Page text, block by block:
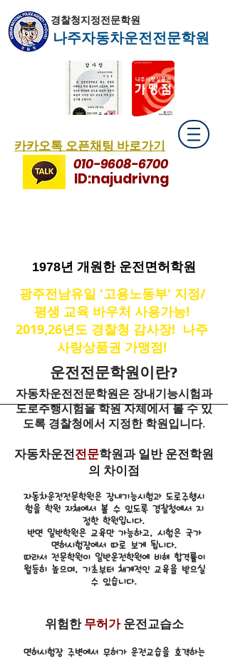
경찰청지정전문학원
나주자동차운전전문학원
​카카오톡 오픈채팅 바로가기
010-9608-6700
ID:najudrivng
1978년 개원한 운전면허학원
광주전남유일 '고용노동부' 지정/
평생 교육 바우처 사용가능!
2019,26년도 경찰청 감사장! 나주
사랑상품권 가맹점!
운전전문학원이란?
자동차운전전문학원은 장내기능시험과
도로주행시험을 학원 자체에서 볼 수 있
도록 경찰청에서 지정한 학원입니다.
자동차운전전문학원과 일반 운전학원
의 차이점
자동차운전전문학원은 장내기능시험과 도로주행시
험을 학원 자체에서 볼 수 있도록 경찰청에서 지
정한 학원입니다.
반면 일반학원은 교육만 가능하고, 시험은 국가
면허시험장에서 따로 보게 됩니다.
따라서 전문학원이 일반운전학원에 비해 합격률이
월등히 높으며, 기초부터 체계적인 교육을 받으실
수 있습니다.
위험한 무허가운전교습소
면허시험장 주변에서 무허가 운전교습을 호객하는